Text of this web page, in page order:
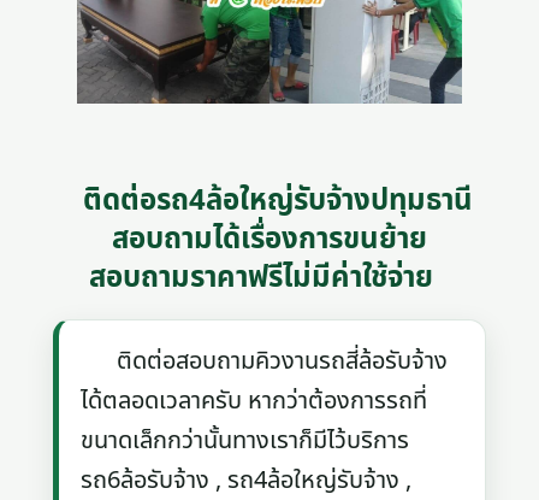
ติดต่อรถ4ล้อใหญ่รับจ้างปทุมธานี
สอบถามได้เรื่องการขนย้าย
สอบถามราคาฟรีไม่มีค่าใช้จ่าย
ติดต่อสอบถามคิวงานรถสี่ล้อรับจ้าง
ได้ตลอดเวลาครับ หากว่าต้องการรถที่
ขนาดเล็กกว่านั้นทางเราก็มีไว้บริการ
รถ6ล้อรับจ้าง , รถ4ล้อใหญ่รับจ้าง ,